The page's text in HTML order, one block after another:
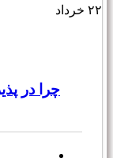
۲۲ خرداد
چرا در